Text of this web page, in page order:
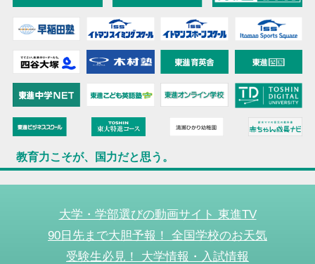
教育力こそが、国力だと思う。
大学・学部選びの動画サイト 東進TV
90日先まで大胆予報！ 全国学校のお天気
受験生必見！ 大学情報・入試情報